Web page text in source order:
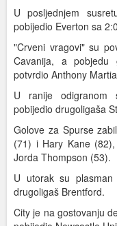
U posljednjem
pobijedio Everton sa
"Crveni vragovi" su
Cavanija, a
potvrdio Anthony
U ranije odigranom
pobijedio drugoligaša
Golove za Spurse
(71) i Hary Kane
Jorda Thompson (53).
U utorak su
drugoligaš Brentford.
City je na gostovanju